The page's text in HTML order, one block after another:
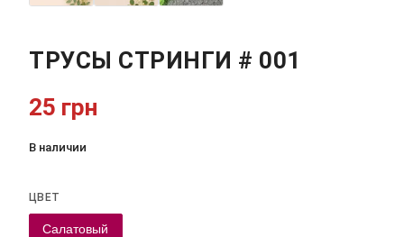
ТРУСЫ СТРИНГИ # 001
25 грн
В наличии
ЦВЕТ
Салатовый